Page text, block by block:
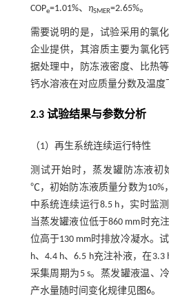
COPe=1.01%、 ηSMER=2.65%。
需要说明的是，试验采用的氯
企业提供，其溶质主要为氯化
据处理中，防冻液密度、比热
钙水溶液在对应质量分数及温度
2.3 试验结果与参数分析
（1）再生系统连续运行特性
测试开始时，蒸发罐防冻液初
℃，初始防冻液质量分数为10%
中系统连续运行8.5 h，实时监
当蒸发罐液位低于860 mm时充
位高于130 mm时排放冷凝水。
h、4.4 h、6.5 h充注补液，在
采集周期为5 s。蒸发罐液温、
产水量随时间变化规律见图6。